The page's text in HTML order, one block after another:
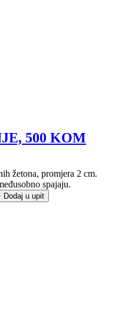
500 KOM
žetona, promjera 2 cm.
spajaju.
Dodaj u upit